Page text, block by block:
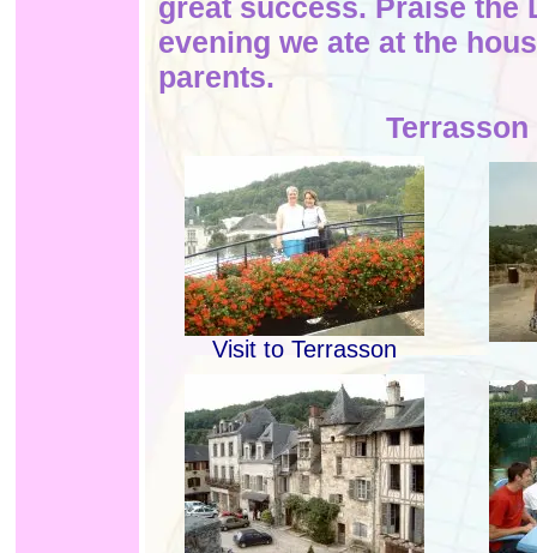
evening we ate at the
parents.
Terrasson
Visit to Terrasson